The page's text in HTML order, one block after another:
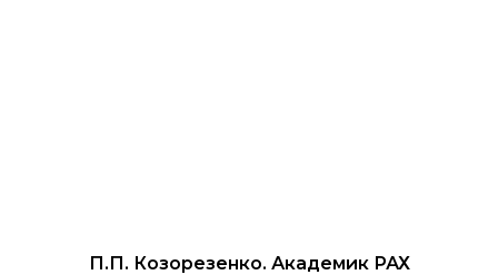
П.П. Козорезенко. Академик РАХ